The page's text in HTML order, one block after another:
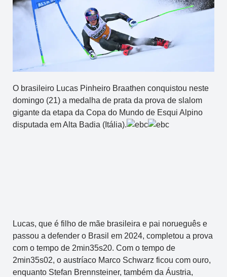
O brasileiro Lucas Pinheiro Braathen conquistou neste
domingo (21) a medalha de prata da prova de slalom
gigante da etapa da Copa do Mundo de Esqui Alpino
disputada em Alta Badia (Itália).
Lucas, que é filho de mãe brasileira e pai norueguês e
passou a defender o Brasil em 2024, completou a prova
com o tempo de 2min35s20. Com o tempo de
2min35s02, o austríaco Marco Schwarz ficou com ouro,
enquanto Stefan Brennsteiner, também da Áustria,